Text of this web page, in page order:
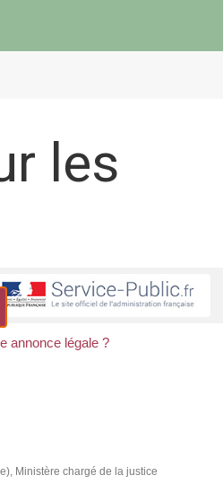
les
annonce légale ?
Ministère chargé de la justice